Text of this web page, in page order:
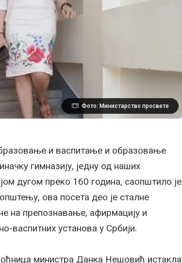
Фото: Министарство просвете
и васпитање и образовање
гимназију, једну од наших
дугом преко 160 година, саопштило је
ова посета део је сталне
на препознавање, афирмацију и
васпитних установа у Србији.
министра Данка Нешовић истакла